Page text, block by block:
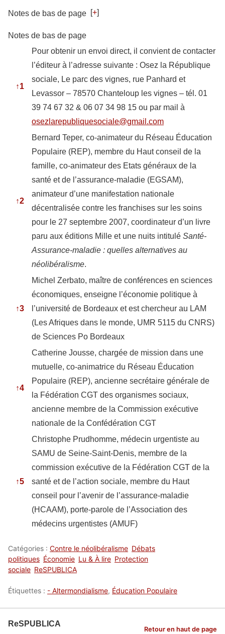
Notes de bas de page [+]
Notes de bas de page
↑1
Pour obtenir un envoi direct, il convient de contacter
l’éditeur à l’adresse suivante : Osez la République
sociale, Le parc des vignes, rue Panhard et
Levassor – 78570 Chanteloup les vignes – tél. 01
39 74 67 32 & 06 07 34 98 15 ou par mail à
osezlarepubliquesociale@gmail.com
↑2
Bernard Teper, co-animateur du Réseau Éducation
Populaire (REP), membre du Haut conseil de la
famille, co-animateur des Etats généraux de la
santé et de l’assurance-maladie (EGSAM),
animateur d’une manifestation nationale
décentralisée contre les franchises sur les soins
pour le 27 septembre 2007, coordinateur d’un livre
paru aux éditions Mille et une nuits intitulé Santé-
Assurance-maladie : quelles alternatives au
néolibéralisme.
↑3
Michel Zerbato, maître de conférences en sciences
économiques, enseigne l’économie politique à
l’université de Bordeaux et est chercheur au LAM
(Les Afriques dans le monde, UMR 5115 du CNRS)
de Sciences Po Bordeaux
↑4
Catherine Jousse, chargée de mission dans une
mutuelle, co-animatrice du Réseau Éducation
Populaire (REP), ancienne secrétaire générale de
la Fédération CGT des organismes sociaux,
ancienne membre de la Commission exécutive
nationale de la Confédération CGT
↑5
Christophe Prudhomme, médecin urgentiste au
SAMU de Seine-Saint-Denis, membre de la
commission exécutive de la Fédération CGT de la
santé et de l’action sociale, membre du Haut
conseil pour l’avenir de l’assurance-maladie
(HCAAM), porte-parole de l’Association des
médecins urgentistes (AMUF)
Catégories : Contre le néolibéralisme Débats
politiques Économie Lu & À lire Protection
sociale ReSPUBLICA
Étiquettes : - Altermondialisme, Éducation Populaire
ReSPUBLICA
Retour en haut de page